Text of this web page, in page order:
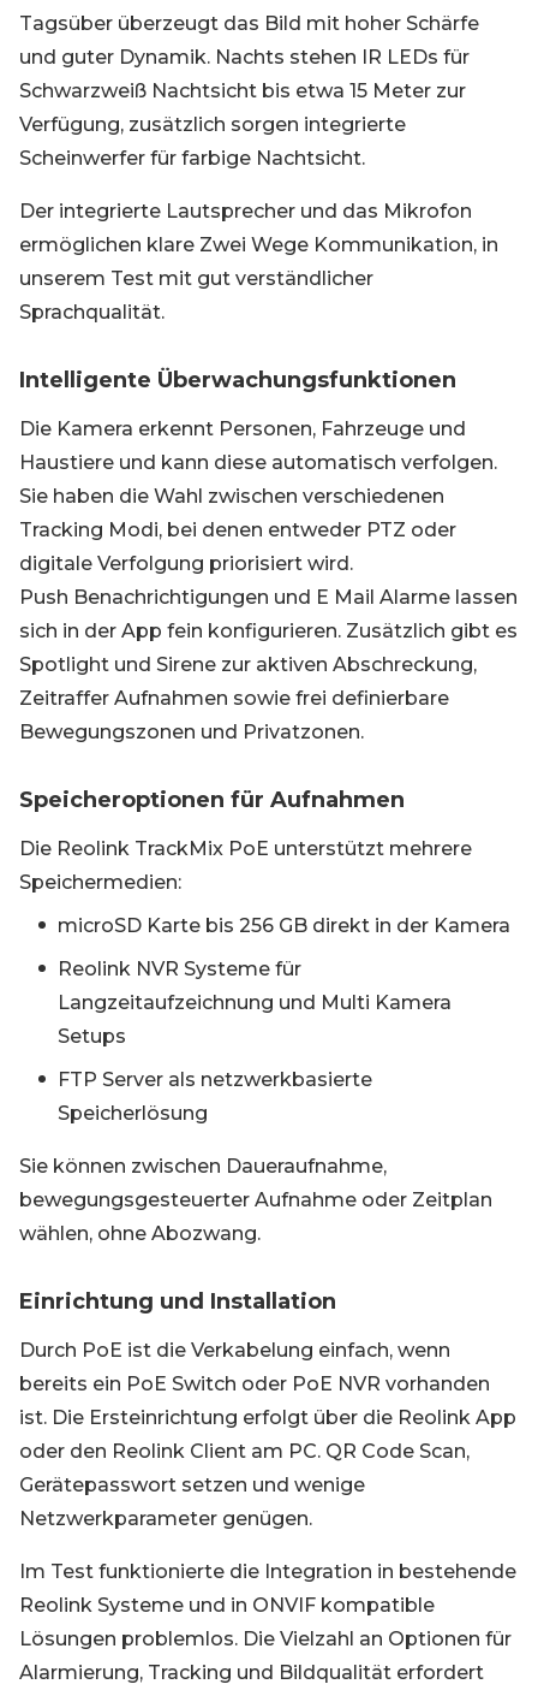
Tagsüber überzeugt das Bild mit hoher Schärfe
und guter Dynamik. Nachts stehen IR LEDs für
Schwarzweiß Nachtsicht bis etwa 15 Meter zur
Verfügung, zusätzlich sorgen integrierte
Scheinwerfer für farbige Nachtsicht.
Der integrierte Lautsprecher und das Mikrofon
ermöglichen klare Zwei Wege Kommunikation, in
unserem Test mit gut verständlicher
Sprachqualität.
Intelligente Überwachungsfunktionen
Die Kamera erkennt Personen, Fahrzeuge und
Haustiere und kann diese automatisch verfolgen.
Sie haben die Wahl zwischen verschiedenen
Tracking Modi, bei denen entweder PTZ oder
digitale Verfolgung priorisiert wird.
Push Benachrichtigungen und E Mail Alarme lassen
sich in der App fein konfigurieren. Zusätzlich gibt es
Spotlight und Sirene zur aktiven Abschreckung,
Zeitraffer Aufnahmen sowie frei definierbare
Bewegungszonen und Privatzonen.
Speicheroptionen für Aufnahmen
Die Reolink TrackMix PoE unterstützt mehrere
Speichermedien:
microSD Karte bis 256 GB direkt in der Kamera
Reolink NVR Systeme für
Langzeitaufzeichnung und Multi Kamera
Setups
FTP Server als netzwerkbasierte
Speicherlösung
Sie können zwischen Daueraufnahme,
bewegungsgesteuerter Aufnahme oder Zeitplan
wählen, ohne Abozwang.
Einrichtung und Installation
Durch PoE ist die Verkabelung einfach, wenn
bereits ein PoE Switch oder PoE NVR vorhanden
ist. Die Ersteinrichtung erfolgt über die Reolink App
oder den Reolink Client am PC. QR Code Scan,
Gerätepasswort setzen und wenige
Netzwerkparameter genügen.
Im Test funktionierte die Integration in bestehende
Reolink Systeme und in ONVIF kompatible
Lösungen problemlos. Die Vielzahl an Optionen für
Alarmierung, Tracking und Bildqualität erfordert